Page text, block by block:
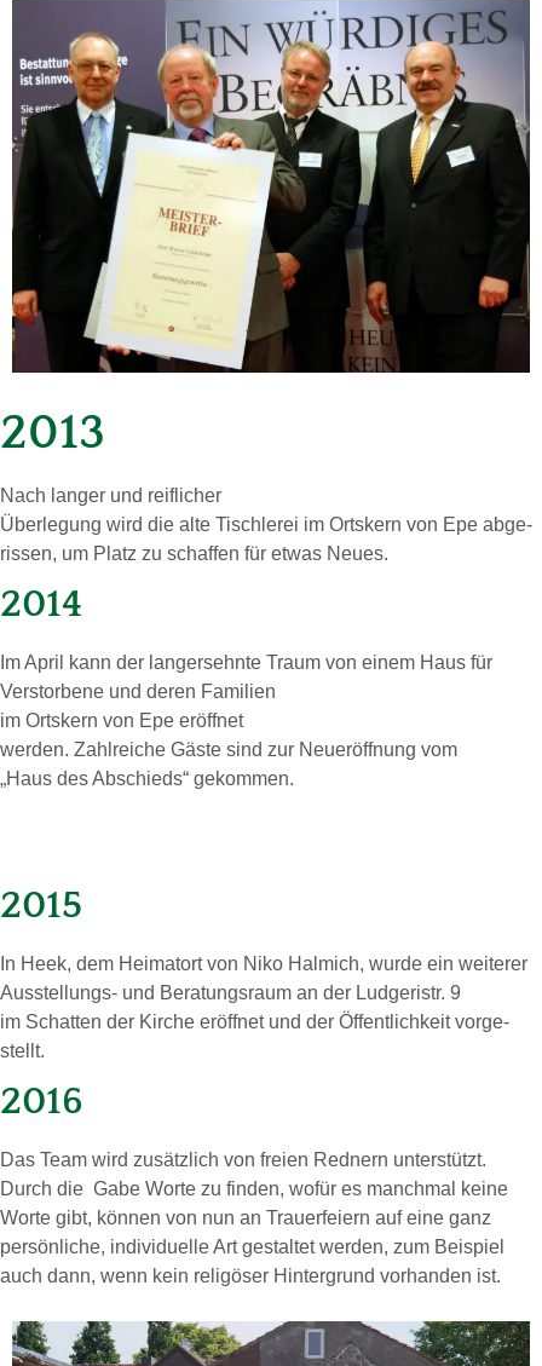
2013
Nach lan­ger und reif­li­cher
Über­le­gung wird die alte Tisch­le­rei im Orts­kern von Epe ab­ge­
ris­sen, um Platz zu schaf­fen für etwas Neues.
2014
Im April kann der lang­er­sehn­te Traum von einem Haus für
Ver­stor­be­ne und deren Fa­mi­li­en
im Orts­kern von Epe er­öff­net
wer­den. Zahl­rei­che Gäste sind zur Neu­er­öff­nung vom
„Haus des Ab­schieds“ ge­kom­men.
2015
In Heek, dem Hei­mat­ort von Niko Hal­mich, wurde ein wei­te­rer
Aus­stel­lungs- und Be­ra­tungs­raum an der Ludgeristr. 9
im Schat­ten der Kir­che er­öff­net und der Öf­fent­lich­keit vor­ge­
stellt.
2016
Das Team wird zu­sätz­lich von freien Rednern un­ter­stützt.
Durch die Gabe Worte zu finden, wofür es manchmal keine
Worte gibt, können von nun an Trauerfeiern auf eine ganz
persönliche, individuelle Art gestaltet werden, zum Beispiel
auch dann, wenn kein religöser Hintergrund vorhanden ist.